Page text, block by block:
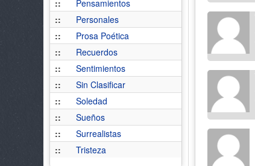
::
Pensamientos
::
Personales
::
Prosa Poética
::
Recuerdos
::
Sentimientos
::
Sin Clasificar
::
Soledad
::
Sueños
::
Surrealistas
::
Tristeza